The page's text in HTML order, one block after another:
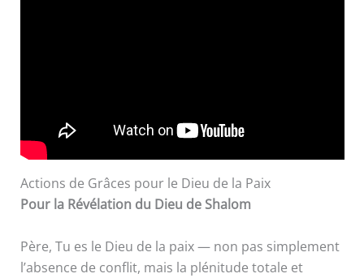
Actions de Grâces pour le Dieu de la Paix
Pour la Révélation du Dieu de Shalom
Père, Tu es le Dieu de la paix — non pas simplement
l’absence de conflit, mais la plénitude totale et